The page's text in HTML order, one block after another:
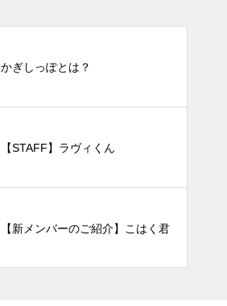
かぎしっぽとは？
【STAFF】ラヴィくん
【新メンバーのご紹介】こはく君